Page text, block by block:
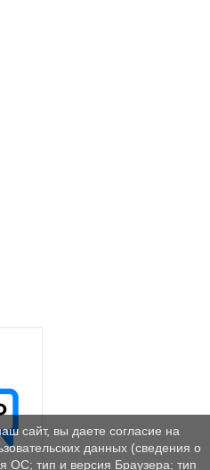
сайт, вы даете согласие на
данных (сведения о
ОС; тип и версия Браузера; тип